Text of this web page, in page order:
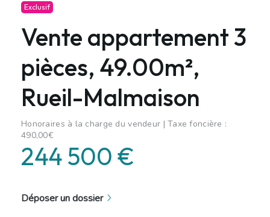
Exclusif
Vente appartement 3
pièces, 49.00m²,
Rueil-Malmaison
Honoraires à la charge du vendeur | Taxe foncière :
490,00€
244 500 €
Déposer un dossier